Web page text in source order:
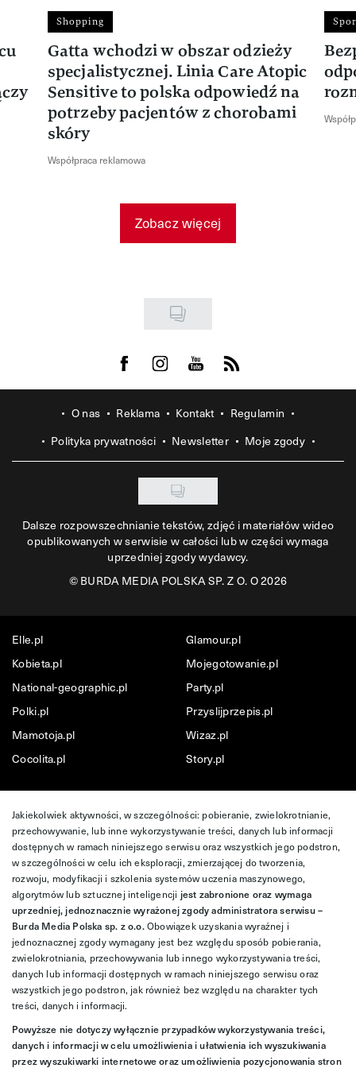
Shopping
Gatta wchodzi w obszar odzieży
specjalistycznej. Linia Care Atopic
Sensitive to polska odpowiedź na
potrzeby pacjentów z chorobami
skóry
Współpraca reklamowa
Zobacz więcej
Visit us on Facebook
Visit us on Instagram
Visit us on Youtube
Visit us on Rss
O nas Reklama Kontakt
Regulamin
Polityka prywatności
Newsletter Moje zgody
Dalsze rozpowszechnianie tekstów, zdjęć i materiałów wideo
opublikowanych w serwisie w całości lub w części wymaga
uprzedniej zgody wydawcy.
©BURDA MEDIA POLSKA SP. Z O. O 2026
Elle.pl
Glamour.pl
Kobieta.pl
Mojegotowanie.pl
National-geographic.pl
Party.pl
Polki.pl
Przyslijprzepis.pl
Mamotoja.pl
Wizaz.pl
Cocolita.pl
Story.pl
Jakiekolwiek aktywności, w szczególności: pobieranie, zwielokrotnianie,
przechowywanie, lub inne wykorzystywanie treści, danych lub informacji
dostępnych w ramach niniejszego serwisu oraz wszystkich jego podstron,
w szczególności w celu ich eksploracji, zmierzającej do tworzenia,
rozwoju, modyfikacji i szkolenia systemów uczenia maszynowego,
algorytmów lub sztucznej inteligencji jest zabronione oraz wymaga
uprzedniej, jednoznacznie wyrażonej zgody administratora serwisu –
Burda Media Polska sp. z o.o.Obowiązek uzyskania wyraźnej i
jednoznacznej zgody wymagany jest bez względu sposób pobierania,
zwielokrotniania, przechowywania lub innego wykorzystywania treści,
danych lub informacji dostępnych w ramach niniejszego serwisu oraz
wszystkich jego podstron, jak również bez względu na charakter tych
treści, danych i informacji.
Powyższe nie dotyczy wyłącznie przypadków wykorzystywania treści,
danych i informacji w celu umożliwienia i ułatwienia ich wyszukiwania
przez wyszukiwarki internetowe oraz umożliwienia pozycjonowania stron